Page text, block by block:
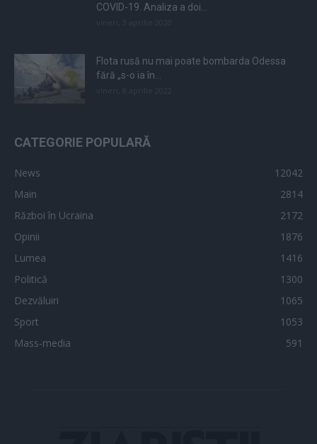
COVID-19. Analiza a doi...
Flota rusă nu mai poate bombarda Odessa
fără „s-o ia în...
CATEGORIE POPULARĂ
News
12042
Main
2814
Război în Ucraina
2172
Opinii
1876
Lumea
1416
Politică
1300
Dezvăluiri
1065
Sport
1053
Mass-media
591